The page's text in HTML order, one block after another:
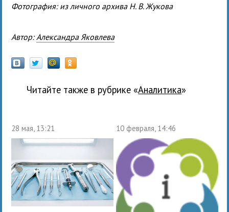
Фотография: из личного архива Н. В. Жукова
Автор: Александра Яковлева
Читайте также в рубрике « Аналитика»
28 мая, 13:21 10 февраля, 14:46